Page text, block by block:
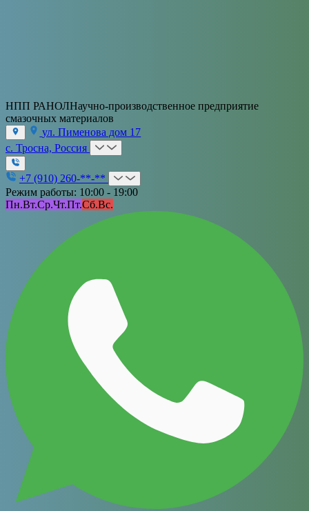
НПП РАНОЛНаучно-производственное предприятие
смазочных материалов
ул. Пименова дом 17
с. Тросна, Россия
+7 (910) 260-**-**
Режим работы: 10:00 - 19:00
Пн.Вт.Ср.Чт.Пт.Сб.Вс.